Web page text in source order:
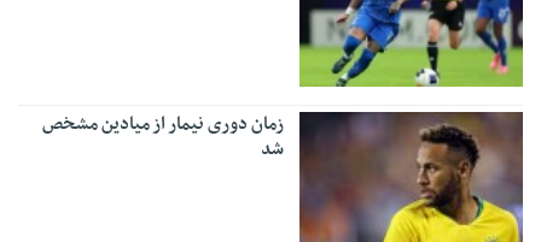
زمان دوری نیمار از میادین مشخص
شد